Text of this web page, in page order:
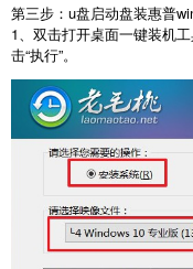
第三步：u盘启动盘装惠普
1、双击打开桌面一键装机
击“执行”。